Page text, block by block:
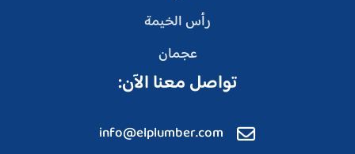
رأس الخيمة
عجمان
تواصل معنا الآن:
info@elplumber.com